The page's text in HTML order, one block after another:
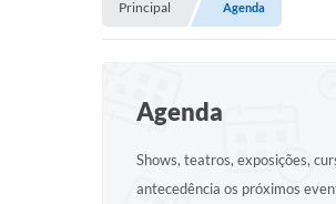
Principal Agenda
Agenda
Shows, teatros, exposições,
antecedência os próximos